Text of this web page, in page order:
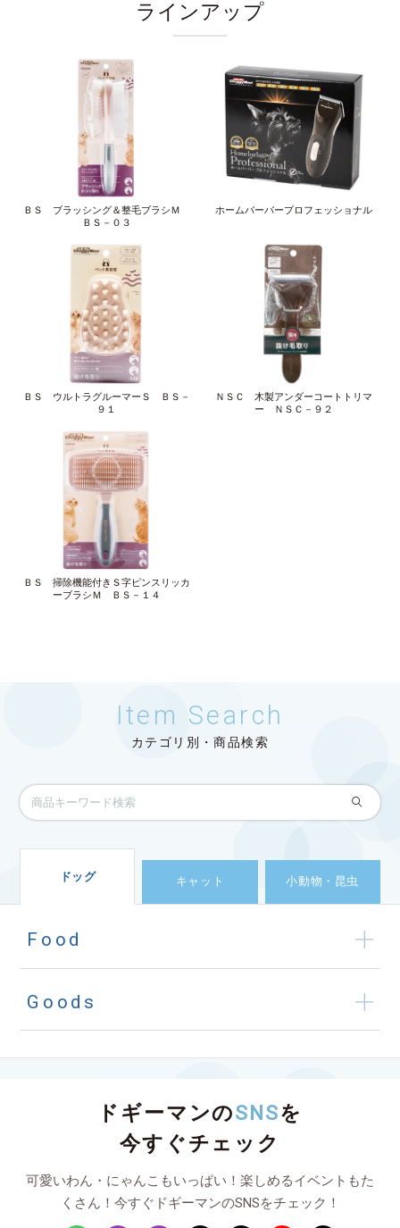
ラインアップ
ＢＳ ブラッシング＆整毛ブラシＭ
ＢＳ－０３
ホームバーバープロフェッショナル
ＢＳ ウルトラグルーマーＳ ＢＳ－
９１
ＮＳＣ 木製アンダーコートトリマ
ー ＮＳＣ－９２
ＢＳ 掃除機能付きＳ字ピンスリッカ
ーブラシＭ ＢＳ－１４
Item Search
カテゴリ別・商品検索
ドッグ キャット 小動物・昆虫
Food
Goods
ドギーマンのSNSを
今すぐチェック
可愛いわん・にゃんこもいっぱい！楽しめるイベントもた
くさん！今すぐドギーマンのSNSをチェック！